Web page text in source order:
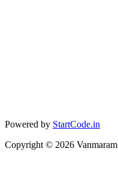
Powered by StartCode.in
Copyright © 2026 Vanmaram